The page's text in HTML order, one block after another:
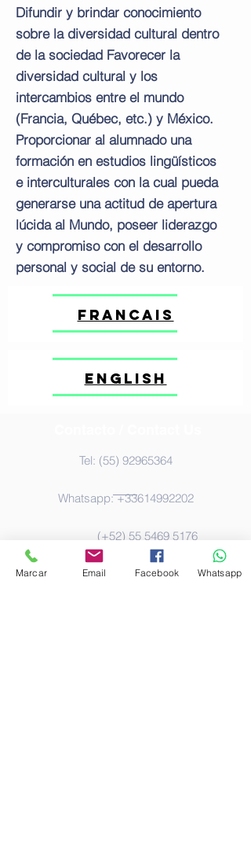
Difundir y brindar conocimiento
sobre la diversidad cultural dentro
de la sociedad Favorecer la
diversidad cultural y los
intercambios entre el mundo
(Francia, Québec, etc.) y México.
Proporcionar al alumnado una
formación en estudios lingüísticos
e interculturales con la cual pueda
generarse una actitud de apertura
lúcida al Mundo, poseer liderazgo
y compromiso con el desarrollo
personal y social de su entorno.
Francais
English
Tel: (55) 92965364
Whatsapp:+33614992202
(+52) 55 5469 5176
Marcar Email Facebook Whatsapp